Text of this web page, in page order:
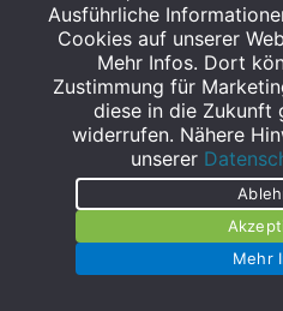
WEITERE
STAGGENBORG -
Ausführliche
Cookies auf unserer
Mehr Infos. Dort
Zustimmung für
diese in die Zukunft
widerrufen. Nähere
unserer
Mehr